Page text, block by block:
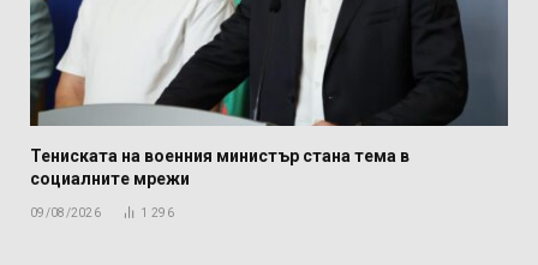
Тениската на военния министър стана тема в
социалните мрежи
09/08/2026 1 296